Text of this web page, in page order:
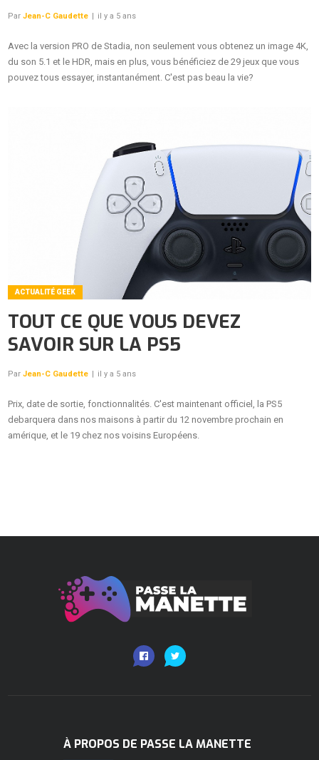
ParJean-C Gaudette | il y a 5 ans
Avec la version PRO de Stadia, non seulement vous obtenez un image 4K,
du son 5.1 et le HDR, mais en plus, vous bénéficiez de 29 jeux que vous
pouvez tous essayer, instantanément. C'est pas beau la vie?
ACTUALITÉ GEEK
TOUT CE QUE VOUS DEVEZ
SAVOIR SUR LA PS5
ParJean-C Gaudette | il y a 5 ans
Prix, date de sortie, fonctionnalités. C'est maintenant officiel, la PS5
debarquera dans nos maisons à partir du 12 novembre prochain en
amérique, et le 19 chez nos voisins Européens.
À PROPOS DE PASSE LA MANETTE